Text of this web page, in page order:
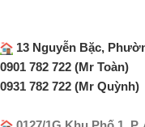
13 Nguyễn Bặc,
0901 782 722 (Mr Toàn)
0931 782 722 (Mr Quỳnh)